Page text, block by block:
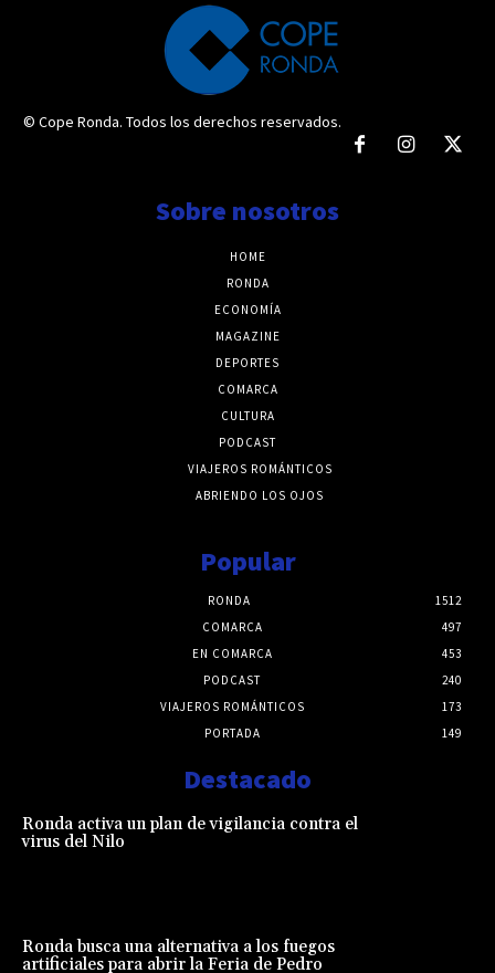
© Cope Ronda. Todos los derechos reservados.
Sobre nosotros
HOME
RONDA
ECONOMÍA
MAGAZINE
DEPORTES
COMARCA
CULTURA
PODCAST
VIAJEROS ROMÁNTICOS
ABRIENDO LOS OJOS
Popular
RONDA
1512
COMARCA
497
EN COMARCA
453
PODCAST
240
VIAJEROS ROMÁNTICOS
173
PORTADA
149
Destacado
Ronda activa un plan de vigilancia contra el
virus del Nilo
Ronda busca una alternativa a los fuegos
artificiales para abrir la Feria de Pedro